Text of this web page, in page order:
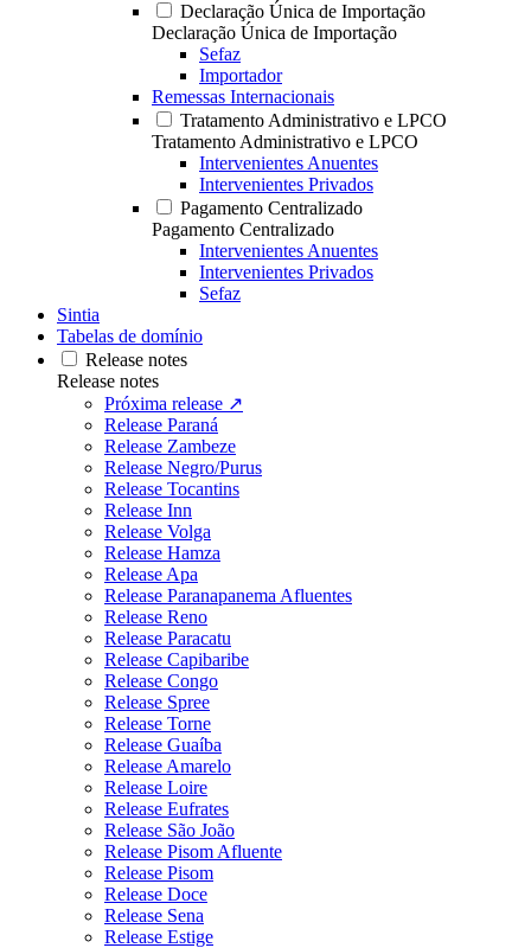
Declaração Única de Importação
Declaração Única de Importação
Sefaz
Importador
Remessas Internacionais
Tratamento Administrativo e LPCO
Tratamento Administrativo e LPCO
Intervenientes Anuentes
Intervenientes Privados
Pagamento Centralizado
Pagamento Centralizado
Intervenientes Anuentes
Intervenientes Privados
Sefaz
Sintia
Tabelas de domínio
Release notes
Release notes
Próxima release ↗
Release Paraná
Release Zambeze
Release Negro/Purus
Release Tocantins
Release Inn
Release Volga
Release Hamza
Release Apa
Release Paranapanema Afluentes
Release Reno
Release Paracatu
Release Capibaribe
Release Congo
Release Spree
Release Torne
Release Guaíba
Release Amarelo
Release Loire
Release Eufrates
Release São João
Release Pisom Afluente
Release Pisom
Release Doce
Release Sena
Release Estige